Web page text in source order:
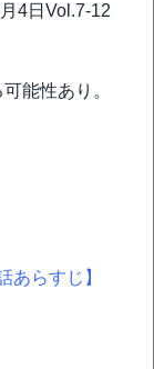
4日Vol.7-12
能性あり。
あらすじ】